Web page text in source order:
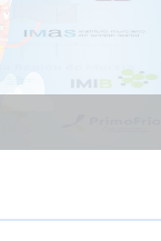
sanitaria: Trabajar
(Murcia)